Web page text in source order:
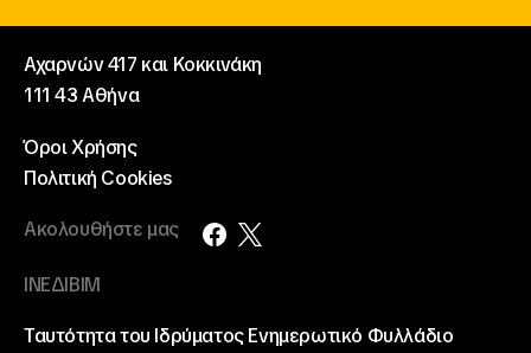
Αχαρνών 417 και Κοκκινάκη
111 43 Αθήνα
Όροι Χρήσης
Πολιτική Cookies
Ακολουθήστε μας
ΙΝΕΔΙΒΙΜ
Ταυτότητα του ΙδρύματοςΕνημερωτικό Φυλλάδιο